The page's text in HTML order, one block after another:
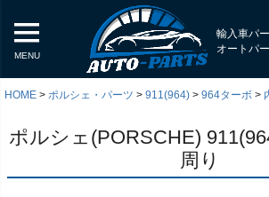
MENU
輸入車パ
オートパ
HOME ポルシェ・パーツ 911(964) 964ターボ
ポルシェ(PORSCHE)
周り